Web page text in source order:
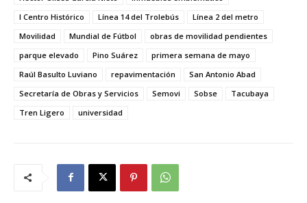
l Centro Histórico
Línea 14 del Trolebús
Línea 2 del metro
Movilidad
Mundial de Fútbol
obras de movilidad pendientes
parque elevado
Pino Suárez
primera semana de mayo
Raúl Basulto Luviano
repavimentación
San Antonio Abad
Secretaría de Obras y Servicios
Semovi Sobse
Tacubaya
Tren Ligero
universidad